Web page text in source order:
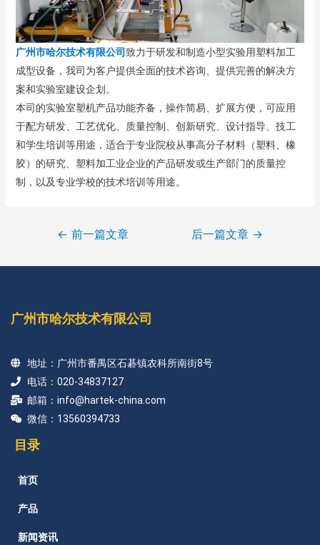
广州市哈尔技术有限公司致力于研发和制造小型实验用塑料加工
成型设备，我司为客户提供全面的技术咨询、提供完善的解决方
案和实验室建设企划。
本司的实验室塑机产品功能齐备，操作简易、扩展方便，可应用
于配方研发、工艺优化、质量控制、创新研究、设计指导、技工
和学生培训等用途，适合于专业院校从事高分子材料（塑料、橡
胶）的研究、塑料加工业企业的产品研发或生产部门的质量控
制，以及专业学校的技术培训等用途。
← 前一篇文章 后一篇文章 →
广州市哈尔技术有限公司
地址：广州市番禺区石碁镇农科所南街8号
电话：020-34837127
邮箱：info@hartek-china.com
微信：13560394733
目录
首页
产品
新闻资讯